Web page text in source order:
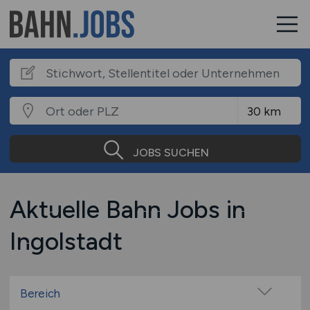
JOBS SUCHEN
Aktuelle Bahn Jobs in
Ingolstadt
Bereich